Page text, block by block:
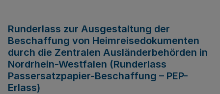
Runderlass zur Ausgestaltung der
Beschaffung von Heimreisedokumenten
durch die Zentralen Ausländerbehörden in
Nordrhein-Westfalen (Runderlass
Passersatzpapier-Beschaffung – PEP-
Erlass)